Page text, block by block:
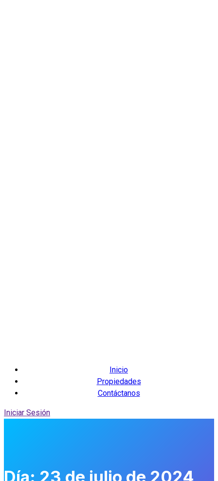
Inicio
Propiedades
Contáctanos
Iniciar Sesión
Día: 23 de julio de 2024